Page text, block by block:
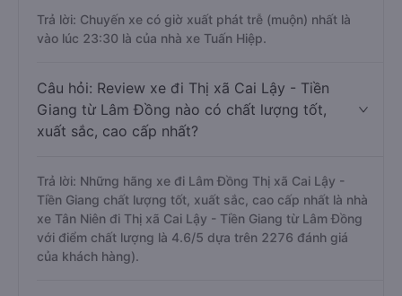
Trả lời: Chuyến xe có giờ xuất phát trễ (muộn) nhất là
vào lúc 23:30 là của nhà xe Tuấn Hiệp.
Câu hỏi: Review xe đi Thị xã Cai Lậy - Tiền
Giang từ Lâm Đồng nào có chất lượng tốt,
xuất sắc, cao cấp nhất?
Trả lời: Những hãng xe đi Lâm Đồng Thị xã Cai Lậy -
Tiền Giang chất lượng tốt, xuất sắc, cao cấp nhất là nhà
xe Tân Niên đi Thị xã Cai Lậy - Tiền Giang từ Lâm Đồng
với điểm chất lượng là 4.6/5 dựa trên 2276 đánh giá
của khách hàng).